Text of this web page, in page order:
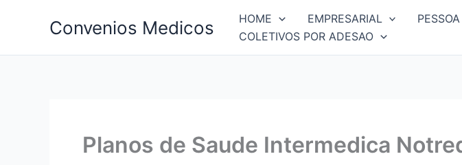
Convenios Medicos HOME EMPRESARIAL
COLETIVOS POR ADESAO
Planos de Saude Intermedica